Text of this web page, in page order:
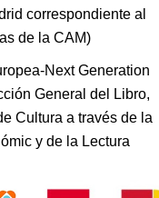
correspondiente al
de la CAM)
Next Generation
General del Libro,
Cultura a través de la
y de la Lectura